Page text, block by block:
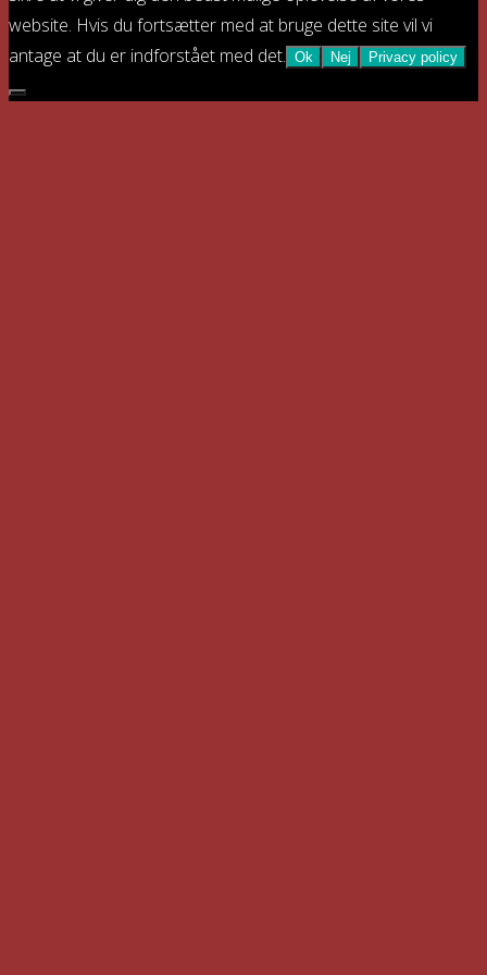
website. Hvis du fortsætter med at bruge dette site vil vi
antage at du er indforstået med det. Ok Nej Privacy policy